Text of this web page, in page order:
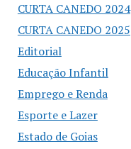
CURTA CANEDO 2024
CURTA CANEDO 2025
Editorial
Educação Infantil
Emprego e Renda
Esporte e Lazer
Estado de Goias